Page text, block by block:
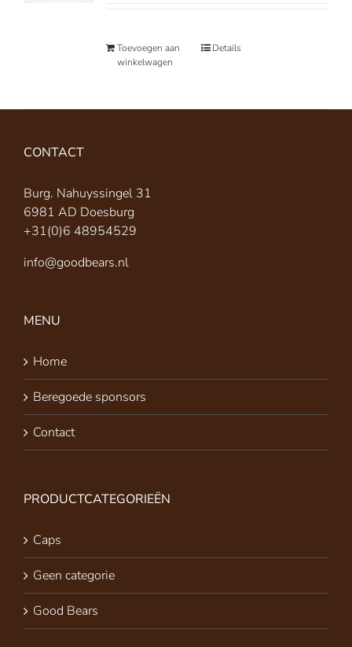
Toevoegen aan
winkelwagen
Details
CONTACT
Burg. Nahuyssingel 31
6981 AD Doesburg
+31(0)6 48954529
info@goodbears.nl
MENU
Home
Beregoede sponsors
Contact
PRODUCTCATEGORIEËN
Caps
Geen categorie
Good Bears